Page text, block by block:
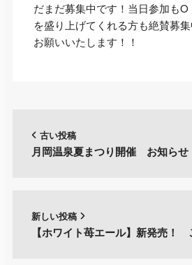
だまだ募集中です！当日参加もO
を盛り上げてくれる方も絶賛募
お願いいたします！！
古い投稿
月岡温泉夏まつり開催 お知らせ
新しい投稿
【ホワイト苺エール】新発売！